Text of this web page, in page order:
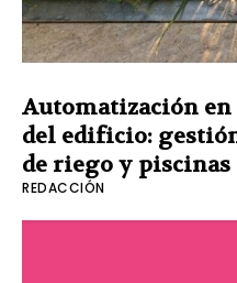
Automatización
del edificio:
de riego y piscinas
REDACCIÓN